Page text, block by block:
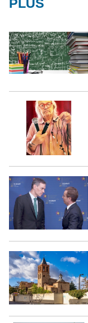
PLUS